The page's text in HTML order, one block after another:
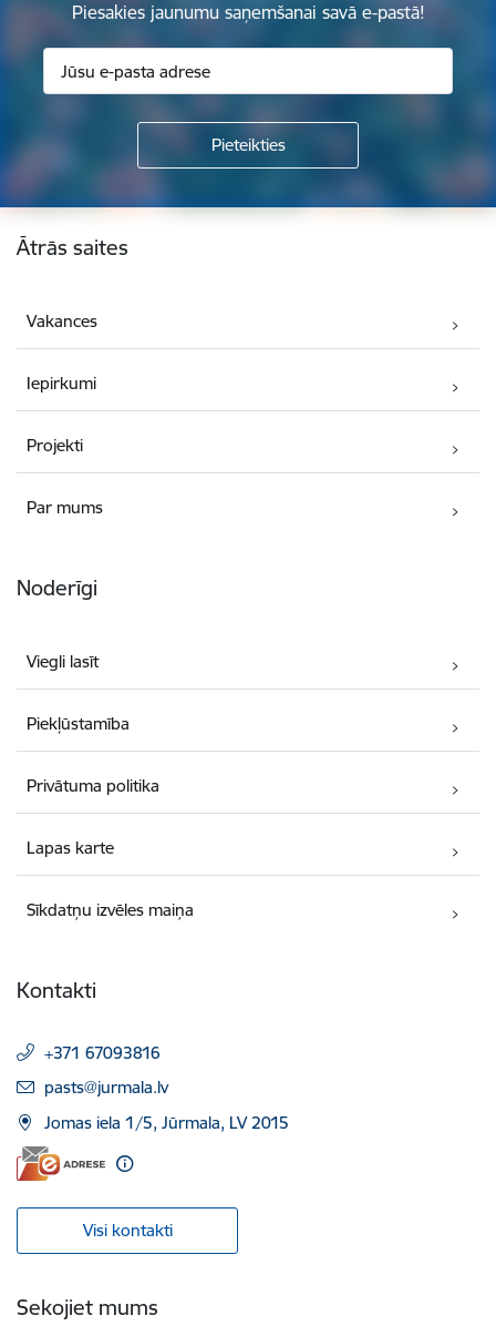
Piesakies jaunumu saņemšanai savā e-pastā!
Kājene
Ātrās saites
Vakances
Iepirkumi
Projekti
Par mums
Noderīgi
Viegli lasīt
Piekļūstamība
Privātuma politika
Lapas karte
Sīkdatņu izvēles maiņa
Kontakti
+371 67093816
E-pasts:
pasts@jurmala.lv
Jomas iela 1/5, Jūrmala, LV 2015
Visi kontakti
Sekojiet mums